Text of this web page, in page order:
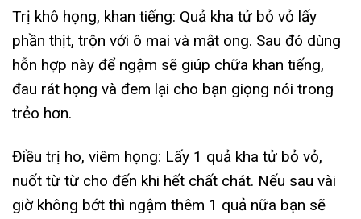
Trị khô họng, khan tiếng: Quả kha tử bỏ vỏ lấy
phần thịt, trộn với ô mai và mật ong. Sau đó dùng
hỗn hợp này để ngậm sẽ giúp chữa khan tiếng,
đau rát họng và đem lại cho bạn giọng nói trong
trẻo hơn.
Điều trị ho, viêm họng: Lấy 1 quả kha tử bỏ vỏ,
nuốt từ từ cho đến khi hết chất chát. Nếu sau vài
giờ không bớt thì ngậm thêm 1 quả nữa bạn sẽ